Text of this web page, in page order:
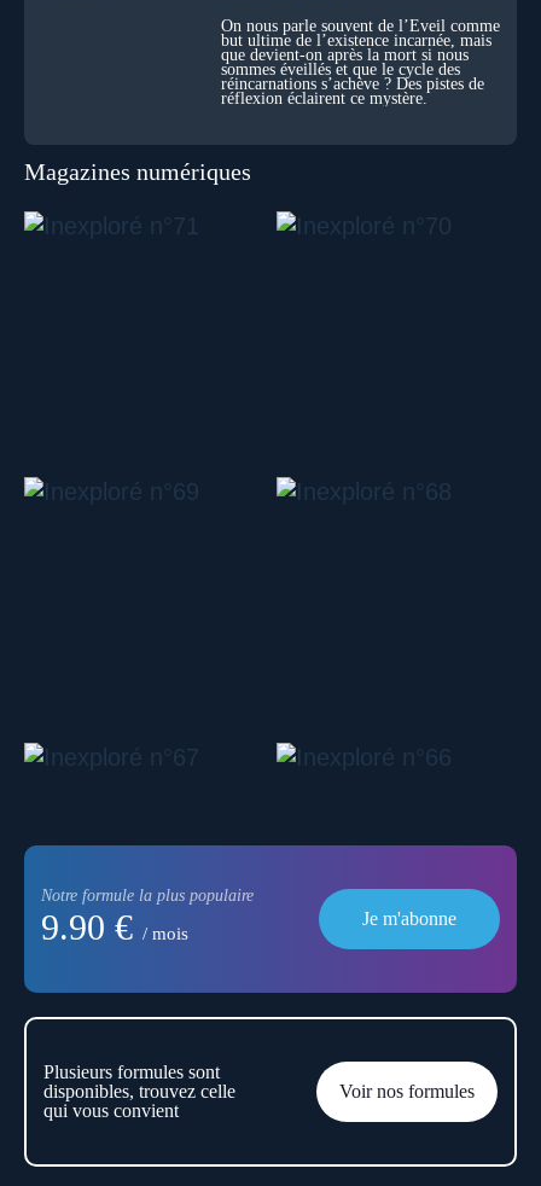
On nous parle souvent de l’Éveil comme
but ultime de l’existence incarnée, mais
que devient-on après la mort si nous
sommes éveillés et que le cycle des
réincarnations s’achève ? Des pistes de
réflexion éclairent ce mystère.
Magazines numériques
Notre formule la plus populaire
9.90 € / mois
Je m'abonne
Plusieurs formules sont
disponibles, trouvez celle
qui vous convient
Voir nos formules